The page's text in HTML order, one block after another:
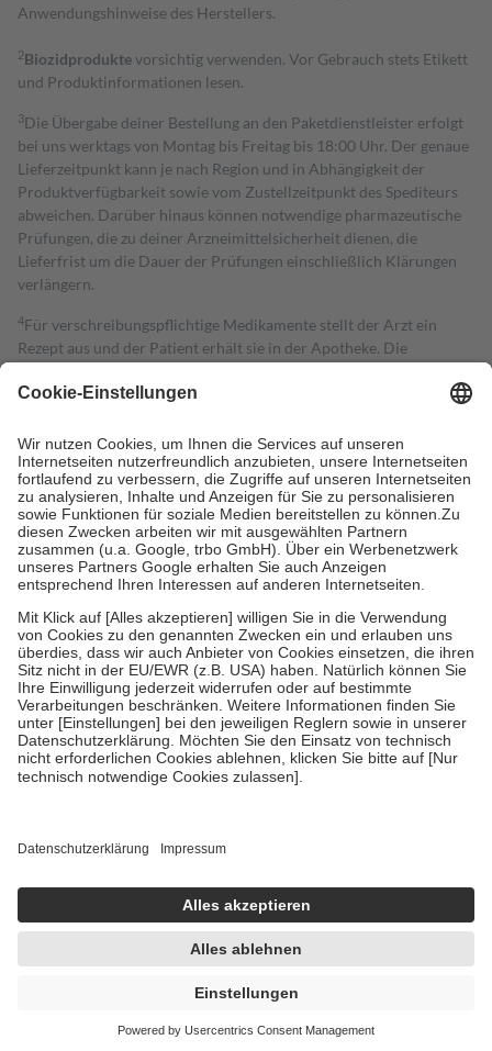
Anwendungshinweise des Herstellers.
2Biozidproduktevorsichtig verwenden. Vor Gebrauch stets Etikett
und Produktinformationen lesen.
3Die Übergabe deiner Bestellung an den Paketdienstleister erfolgt
bei uns werktags von Montag bis Freitag bis 18:00 Uhr. Der genaue
Lieferzeitpunkt kann je nach Region und in Abhängigkeit der
Produktverfügbarkeit sowie vom Zustellzeitpunkt des Spediteurs
abweichen. Darüber hinaus können notwendige pharmazeutische
Prüfungen, die zu deiner Arzneimittelsicherheit dienen, die
Lieferfrist um die Dauer der Prüfungen einschließlich Klärungen
verlängern.
4Für verschreibungspflichtige Medikamente stellt der Arzt ein
Rezept aus und der Patient erhält sie in der Apotheke. Die
Kosten dafür, der Versicherte trägt einen Teil davon als Zuzahlung
Grundsätzlich leisten Mitglieder Zuzahlungen in Höhe von zehn
Prozent des Abgabepreises,mindestensjedochfünf Euround
höchstens zehn Euro.Es sind jedoch nie mehr als die tatsächlichen
Kosten der Leistung zu entrichten.
Diese Regeln gelten grundsätzlich auch für Online-Apotheken.
Bei Heilmitteln und häuslicher Krankenpflege beträgt die
Zuzahlung zehn Prozent der Kosten sowie zehn Euro je
Um das Engagement der Versicherten für ihre eigene Gesundheit zu
stärken und die besondere Stellung der Familie zu unterstützen,
fallenkeine Zuzahlungen an bei:
• Kindern und Jugendlichen bis zum vollendeten 18. Lebensjahr
mit Ausnahme der Fahrkosten
• Untersuchungen zur Vorsorge und Früherkennung, die von der
GKV getragen werden
• empfohlenen Schutzimpfungen
Wir nutzen Trusted Shops als unabhängigen Dienstleister für die
getroffen, um sicherzustellen, dass es sich um echte Bewertungen
handelt. Mehr Informationen findest du hier:
https://help.etrusted.com/hc/de/articles/4419944605341